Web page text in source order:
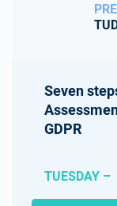
Seven
GDPR
TUESDAY –